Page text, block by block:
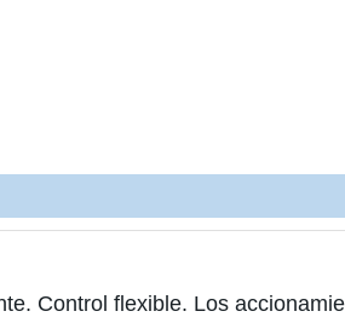
Control flexible. Los